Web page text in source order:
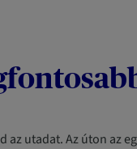
utadat. Az úton az